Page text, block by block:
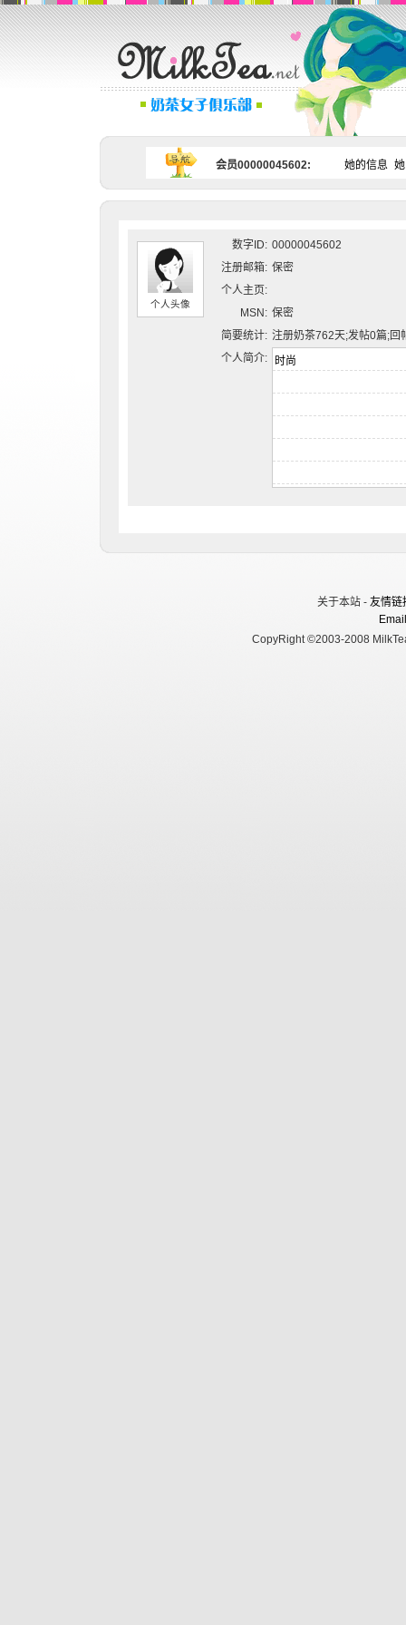
会员00000045602: 她的信息
个人头像
数字ID: 00000045602
注册邮箱: 保密
个人主页:
MSN: 保密
简要统计: 注册奶茶762天;发帖0篇;回
个人简介:
关于本站 - 友情链
CopyRight ©2003-2008